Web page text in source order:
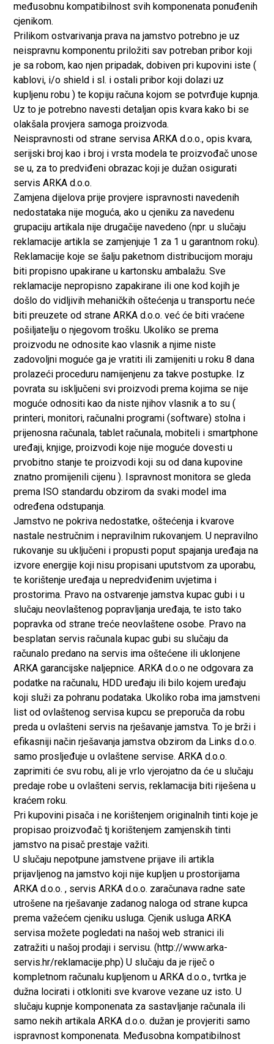
međusobnu kompatibilnost svih komponenata ponuđenih
cjenikom.
Prilikom ostvarivanja prava na jamstvo potrebno je uz
neispravnu komponentu priložiti sav potreban pribor koji
je sa robom, kao njen pripadak, dobiven pri kupovini iste (
kablovi, i/o shield i sl. i ostali pribor koji dolazi uz
kupljenu robu ) te kopiju računa kojom se potvrđuje kupnja.
Uz to je potrebno navesti detaljan opis kvara kako bi se
olakšala provjera samoga proizvoda.
Neispravnosti od strane servisa ARKA d.o.o., opis kvara,
serijski broj kao i broj i vrsta modela te proizvođač unose
se u, za to predviđeni obrazac koji je dužan osigurati
servis ARKA d.o.o.
Zamjena dijelova prije provjere ispravnosti navedenih
nedostataka nije moguća, ako u cjeniku za navedenu
grupaciju artikala nije drugačije navedeno (npr. u slučaju
reklamacije artikla se zamjenjuje 1 za 1 u garantnom roku).
Reklamacije koje se šalju paketnom distribucijom moraju
biti propisno upakirane u kartonsku ambalažu. Sve
reklamacije nepropisno zapakirane ili one kod kojih je
došlo do vidljivih mehaničkih oštećenja u transportu neće
biti preuzete od strane ARKA d.o.o. već će biti vraćene
pošiljatelju o njegovom trošku. Ukoliko se prema
proizvodu ne odnosite kao vlasnik a njime niste
zadovoljni moguće ga je vratiti ili zamijeniti u roku 8 dana
prolazeći proceduru namijenjenu za takve postupke. Iz
povrata su isključeni svi proizvodi prema kojima se nije
moguće odnositi kao da niste njihov vlasnik a to su (
printeri, monitori, računalni programi (software) stolna i
prijenosna računala, tablet računala, mobiteli i smartphone
uređaji, knjige, proizvodi koje nije moguće dovesti u
prvobitno stanje te proizvodi koji su od dana kupovine
znatno promijenili cijenu ). Ispravnost monitora se gleda
prema ISO standardu obzirom da svaki model ima
određena odstupanja.
Jamstvo ne pokriva nedostatke, oštećenja i kvarove
nastale nestručnim i nepravilnim rukovanjem. U nepravilno
rukovanje su uključeni i propusti poput spajanja uređaja na
izvore energije koji nisu propisani uputstvom za uporabu,
te korištenje uređaja u nepredviđenim uvjetima i
prostorima. Pravo na ostvarenje jamstva kupac gubi i u
slučaju neovlaštenog popravljanja uređaja, te isto tako
popravka od strane treće neovlaštene osobe. Pravo na
besplatan servis računala kupac gubi su slučaju da
računalo predano na servis ima oštećene ili uklonjene
ARKA garancijske naljepnice. ARKA d.o.o ne odgovara za
podatke na računalu, HDD uređaju ili bilo kojem uređaju
koji služi za pohranu podataka. Ukoliko roba ima jamstveni
list od ovlaštenog servisa kupcu se preporuča da robu
preda u ovlašteni servis na rješavanje jamstva. To je brži i
efikasniji način rješavanja jamstva obzirom da Links d.o.o.
samo prosljeđuje u ovlaštene servise. ARKA d.o.o.
zaprimiti će svu robu, ali je vrlo vjerojatno da će u slučaju
predaje robe u ovlašteni servis, reklamacija biti riješena u
kraćem roku.
Pri kupovini pisača i ne korištenjem originalnih tinti koje je
propisao proizvođač tj korištenjem zamjenskih tinti
jamstvo na pisač prestaje važiti.
U slučaju nepotpune jamstvene prijave ili artikla
prijavljenog na jamstvo koji nije kupljen u prostorijama
ARKA d.o.o. , servis ARKA d.o.o. zaračunava radne sate
utrošene na rješavanje zadanog naloga od strane kupca
prema važećem cjeniku usluga. Cjenik usluga ARKA
servisa možete pogledati na našoj web stranici ili
zatražiti u našoj prodaji i servisu. (http://www.arka-
servis.hr/reklamacije.php) U slučaju da je riječ o
kompletnom računalu kupljenom u ARKA d.o.o., tvrtka je
dužna locirati i otkloniti sve kvarove vezane uz isto. U
slučaju kupnje komponenata za sastavljanje računala ili
samo nekih artikala ARKA d.o.o. dužan je provjeriti samo
ispravnost komponenata. Međusobna kompatibilnost